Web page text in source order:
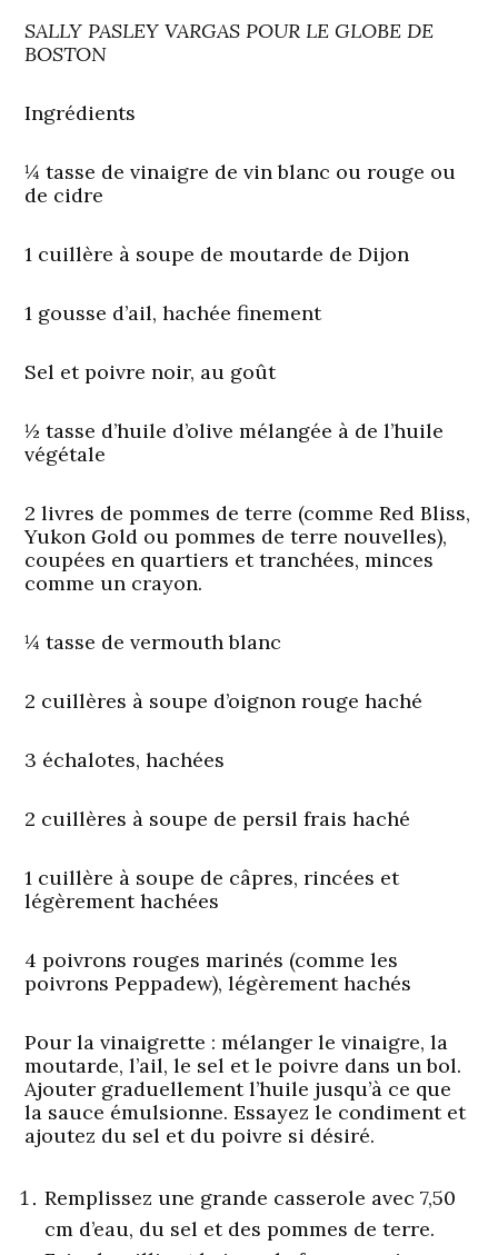
SALLY PASLEY VARGAS POUR LE GLOBE DE
BOSTON
Ingrédients
¼ tasse de vinaigre de vin blanc ou rouge ou
de cidre
1 cuillère à soupe de moutarde de Dijon
1 gousse d’ail, hachée finement
Sel et poivre noir, au goût
½ tasse d’huile d’olive mélangée à de l’huile
végétale
2 livres de pommes de terre (comme Red Bliss,
Yukon Gold ou pommes de terre nouvelles),
coupées en quartiers et tranchées, minces
comme un crayon.
¼ tasse de vermouth blanc
2 cuillères à soupe d’oignon rouge haché
3 échalotes, hachées
2 cuillères à soupe de persil frais haché
1 cuillère à soupe de câpres, rincées et
légèrement hachées
4 poivrons rouges marinés (comme les
poivrons Peppadew), légèrement hachés
Pour la vinaigrette : mélanger le vinaigre, la
moutarde, l’ail, le sel et le poivre dans un bol.
Ajouter graduellement l’huile jusqu’à ce que
la sauce émulsionne. Essayez le condiment et
ajoutez du sel et du poivre si désiré.
Remplissez une grande casserole avec 7,50
cm d’eau, du sel et des pommes de terre.